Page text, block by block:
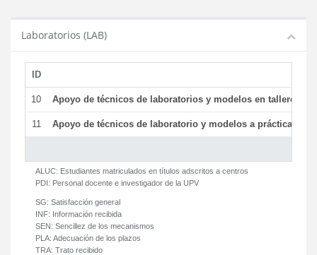
Laboratorios (LAB)
ID
10 Apoyo de técnicos de laboratorios y modelos en talleres/
11 Apoyo de técnicos de laboratorio y modelos a prácticas y
ALUC: Estudiantes matriculados en títulos adscritos a centros
PDI: Personal docente e investigador de la UPV
SG: Satisfacción general
INF: Información recibida
SEN: Sencillez de los mecanismos
PLA: Adecuación de los plazos
TRA: Trato recibido